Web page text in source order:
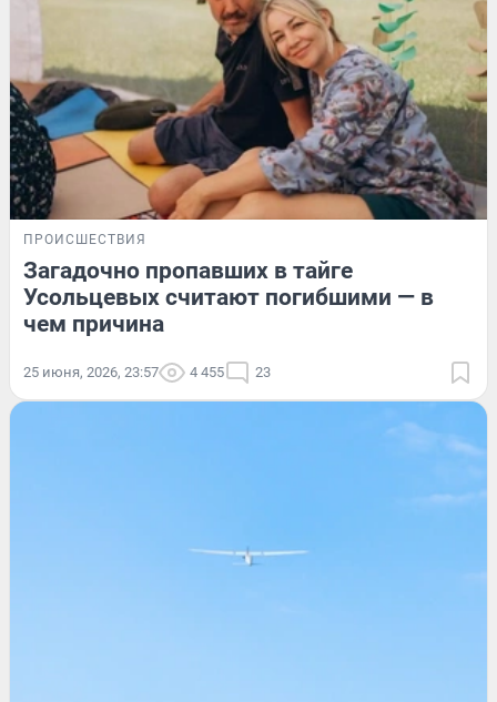
ПРОИСШЕСТВИЯ
Загадочно пропавших в тайге
Усольцевых считают погибшими — в
чем причина
25 июня, 2026, 23:57 4 455 23